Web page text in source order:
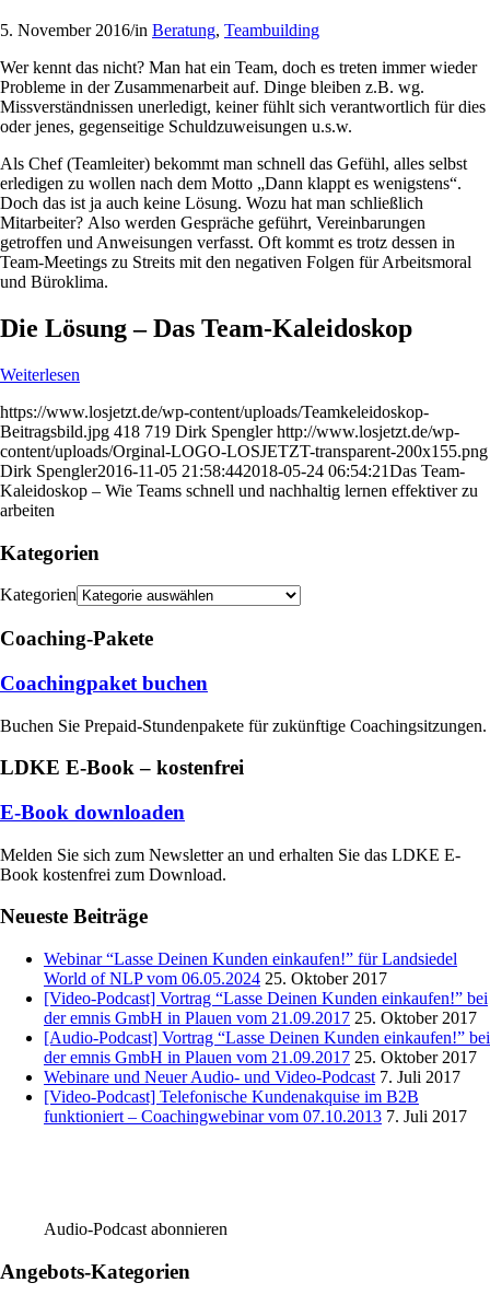
5. November 2016/in Beratung, Teambuilding
Wer kennt das nicht? Man hat ein Team, doch es treten immer wieder
Probleme in der Zusammenarbeit auf. Dinge bleiben z.B. wg.
Missverständnissen unerledigt, keiner fühlt sich verantwortlich für dies
oder jenes, gegenseitige Schuldzuweisungen u.s.w.
Als Chef (Teamleiter) bekommt man schnell das Gefühl, alles selbst
erledigen zu wollen nach dem Motto „Dann klappt es wenigstens“.
Doch das ist ja auch keine Lösung. Wozu hat man schließlich
Mitarbeiter? Also werden Gespräche geführt, Vereinbarungen
getroffen und Anweisungen verfasst. Oft kommt es trotz dessen in
Team-Meetings zu Streits mit den negativen Folgen für Arbeitsmoral
und Büroklima.
Die Lösung – Das Team-Kaleidoskop
Weiterlesen
https://www.losjetzt.de/wp-content/uploads/Teamkeleidoskop-
Beitragsbild.jpg 418 719 Dirk Spengler http://www.losjetzt.de/wp-
content/uploads/Orginal-LOGO-LOSJETZT-transparent-200x155.png
Dirk Spengler2016-11-05 21:58:442018-05-24 06:54:21Das Team-
Kaleidoskop – Wie Teams schnell und nachhaltig lernen effektiver zu
arbeiten
Kategorien
Kategorien
Coaching-Pakete
Coachingpaket buchen
Buchen Sie Prepaid-Stundenpakete für zukünftige Coachingsitzungen.
LDKE E-Book – kostenfrei
E-Book downloaden
Melden Sie sich zum Newsletter an und erhalten Sie das LDKE E-
Book kostenfrei zum Download.
Neueste Beiträge
Webinar “Lasse Deinen Kunden einkaufen!” für Landsiedel
World of NLP vom 06.05.2024 25. Oktober 2017
[Video-Podcast] Vortrag “Lasse Deinen Kunden einkaufen!” bei
der emnis GmbH in Plauen vom 21.09.2017 25. Oktober 2017
[Audio-Podcast] Vortrag “Lasse Deinen Kunden einkaufen!” bei
der emnis GmbH in Plauen vom 21.09.2017 25. Oktober 2017
Webinare und Neuer Audio- und Video-Podcast 7. Juli 2017
[Video-Podcast] Telefonische Kundenakquise im B2B
funktioniert – Coachingwebinar vom 07.10.2013 7. Juli 2017
Audio-Podcast abonnieren
Angebots-Kategorien